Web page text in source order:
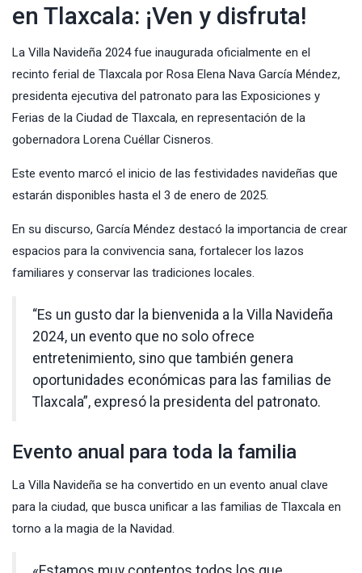
en Tlaxcala: ¡Ven y disfruta!
La Villa Navideña 2024 fue inaugurada oficialmente en el
recinto ferial de Tlaxcala por Rosa Elena Nava García Méndez,
presidenta ejecutiva del patronato para las Exposiciones y
Ferias de la Ciudad de Tlaxcala, en representación de la
gobernadora Lorena Cuéllar Cisneros.
Este evento marcó el inicio de las festividades navideñas que
estarán disponibles hasta el 3 de enero de 2025.
En su discurso, García Méndez destacó la importancia de crear
espacios para la convivencia sana, fortalecer los lazos
familiares y conservar las tradiciones locales.
“Es un gusto dar la bienvenida a la Villa Navideña
2024, un evento que no solo ofrece
entretenimiento, sino que también genera
oportunidades económicas para las familias de
Tlaxcala”, expresó la presidenta del patronato.
Evento anual para toda la familia
La Villa Navideña se ha convertido en un evento anual clave
para la ciudad, que busca unificar a las familias de Tlaxcala en
torno a la magia de la Navidad.